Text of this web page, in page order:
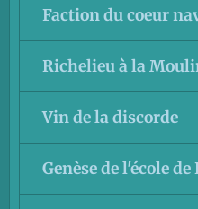
Faction du coeur
Richelieu à la
Vin de la discorde
Genèse de l'école